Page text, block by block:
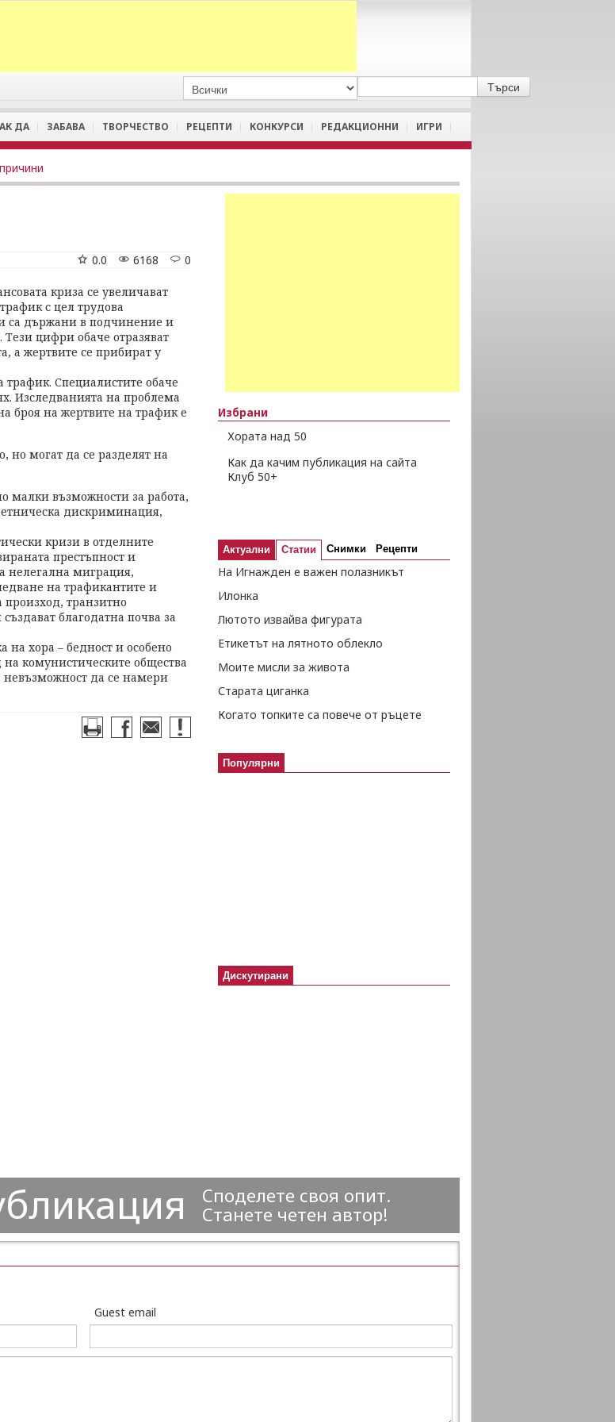
ДА ЗАБАВА ТВОРЧЕСТВО РЕЦЕПТИ КОНКУРСИ РЕДАКЦИОННИ ИГРИ
0
6168
0.0
криза се увеличават
с цел трудова
са държани в подчинение и
цифри обаче отразяват
а жертвите се прибират у
Специалистите обаче
Изследванията на проблема
броя на жертвите на трафик е
но могат да се разделят на
малки възможности за работа,
етническа дискриминация,
кризи в отделните
престъпност и
нелегална миграция,
на трафикантите и
транзитно
благодатна почва за
на хора – бедност и особено
комунистическите общества
невъзможност да се намери
Избрани
Хората над 50
Как да качим публикация на сайта
Клуб 50+
Актуални Статии Снимки Рецепти
На Игнажден е важен полазникът
Илонка
Лютото извайва фигурата
Етикетът на лятното облекло
Моите мисли за живота
Старата циганка
Когато топките са повече от ръцете
Популярни
Дискутирани
Споделете своя опит.
Станете четен автор!
Guest email